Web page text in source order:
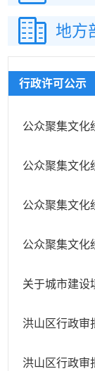
地方
行政许可公示
关于城市建设
洪山区行政审
洪山区行政审